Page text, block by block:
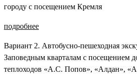
городу с посещением Кремля
подробнее
Вариант 2. Автобусно-пешеходная
Заповедным кварталам с посещением
теплоходов «А.С. Попов», «Алдан»,